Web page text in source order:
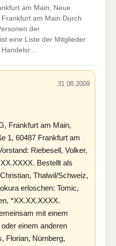
am Main, Neue
am Main.Durch
der
eine Liste der Mitglieder
Handelsr…
31.08.2009
Frankfurt am Main,
1, 60487 Frankfurt am
Riebesell, Volker,
Bestellt als
Thalwil/Schweiz,
erloschen: Tomic,
*XX.XX.XXXX.
mit einem
einem anderen
Florian, Nürnberg,